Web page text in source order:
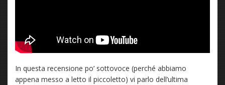
In questa recensione po’ sottovoce (perché abbiamo
appena messo a letto il piccoletto) vi parlo dell’ultima